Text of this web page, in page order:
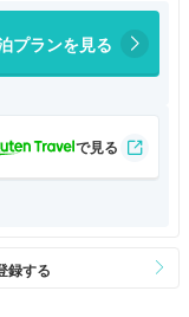
ひとつひとつのお料理
食べられて、心も胃袋
横浜グランドと共に、
丸見えで、いつまでも
よ～
プランを見る